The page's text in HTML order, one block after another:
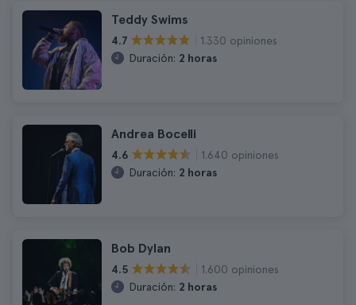
Teddy Swims
4.7
1.330 opiniones
Duración: 2 horas
Andrea Bocelli
4.6
1.640 opiniones
Duración: 2 horas
Bob Dylan
4.5
1.600 opiniones
Duración: 2 horas